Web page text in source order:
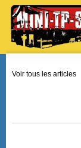
Voir tous les articles